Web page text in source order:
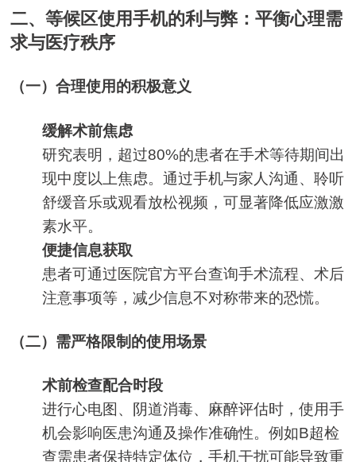
二、等候区使用手机的利与弊：平衡心理需
求与医疗秩序
（一）合理使用的积极意义
缓解术前焦虑
研究表明，超过80%的患者在手术等待期间出
现中度以上焦虑。通过手机与家人沟通、聆听
舒缓音乐或观看放松视频，可显著降低应激激
素水平。
便捷信息获取
患者可通过医院官方平台查询手术流程、术后
注意事项等，减少信息不对称带来的恐慌。
（二）需严格限制的使用场景
术前检查配合时段
进行心电图、阴道消毒、麻醉评估时，使用手
机会影响医患沟通及操作准确性。例如B超检
查需患者保持特定体位，手机干扰可能导致重